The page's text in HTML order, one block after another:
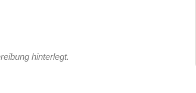
hinterlegt.